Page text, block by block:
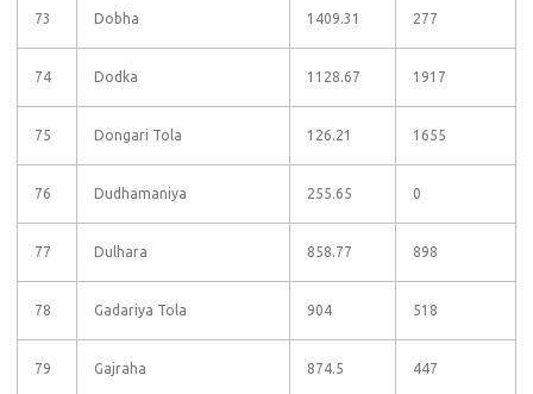
73 Dobha 1409.31 277
74 Dodka 1128.67 1917
75 Dongari Tola 126.21 1655
76 Dudhamaniya 255.65 0
77 Dulhara 858.77 898
78 Gadariya Tola 904 518
79 Gajraha 874.5 447